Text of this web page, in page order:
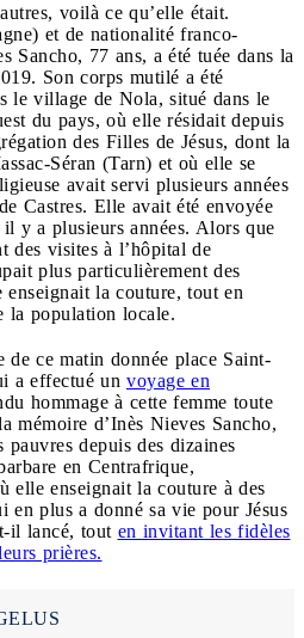
voilà ce qu’elle était.
et de nationalité franco-
Sancho, 77 ans, a été tuée dans la
Son corps mutilé a été
le village de Nola, situé dans le
du pays, où elle résidait depuis
des Filles de Jésus, dont la
Séran (Tarn) et où elle se
avait servi plusieurs années
Castres. Elle avait été envoyée
y a plusieurs années. Alors que
des visites à l’hôpital de
plus particulièrement des
la couture, tout en
la population locale.
de ce matin donnée place Saint-
a effectué un voyage en
hommage à cette femme toute
mémoire d’Inès Nieves Sancho,
depuis des dizaines
en Centrafrique,
elle enseignait la couture à des
en plus a donné sa vie pour Jésus
il lancé, tout en invitant les fidèles
prières.